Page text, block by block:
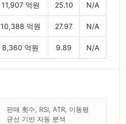
11,907 억원 25.10 N/A
10,388 억원 27.97 N/A
8,360 억원 9.89 N/A
판매 횟수, RSI, ATR, 이동평
균선 기반 자동 분석